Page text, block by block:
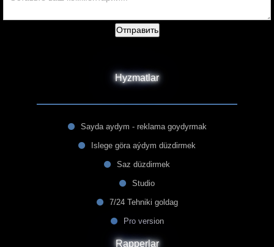
Отправить
Hyzmatlar
Sayda aydym - reklama goydyrmak
Islege göra aýdym düzdirmek
Saz düzdirmek
Studio
7/24 Tehniki goldag
Pro version
Rapperlar